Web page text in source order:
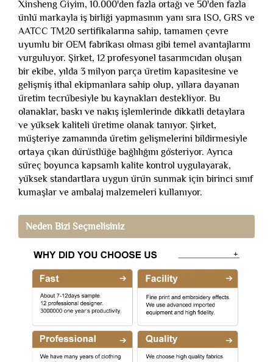
Xinsheng Giyim, 10.000'den fazla ortağı ve 50'den fazla
ünlü markayla iş birliği yapmasının yanı sıra ISO, GRS ve
AATCC TM20 sertifikalarına sahip, tamamen çevre
uyumlu bir OEM fabrikası olması gibi temel avantajlarını
vurguluyor. Şirket, 12 profesyonel tasarımcıdan oluşan
bir ekibe, yılda 3 milyon parça üretim kapasitesine ve
gelişmiş ithal ekipmanlara sahip olup, yıllara dayanan
üretim tecrübesiyle bu kaynakları destekliyor. Bu
olanaklar, baskı ve nakış işlemlerinde dikkatli detaylara
ve yüksek kaliteli üretime olanak tanıyor. Şirket,
müşteriye zamanında üretim gelişmelerini bildirmesiyle
ortaya çıkan dürüstlüğe bağlılığını gösteriyor. Ayrıca
süreç boyunca kapsamlı kalite kontrol uygulayarak,
yüksek standartlara uygun ürün sunmak için birinci sınıf
kumaşlar ve ambalaj malzemeleri kullanıyor.
Neden Bizi Seçmelisiniz